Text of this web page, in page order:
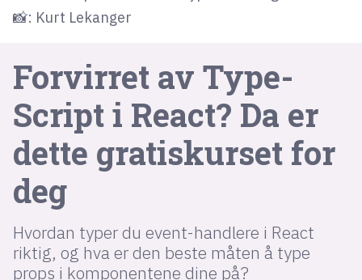
📸: Kurt Lekanger
Forvirret av Type­
Script i React? Da er
dette gratis­kurset for
deg
Hvordan typer du event-handlere i React
riktig, og hva er den beste måten å type
props i komponentene dine på?
mørk modus
nyhetsbrev
kode24-klubben
LinkedIn
Bluesky
Facebook